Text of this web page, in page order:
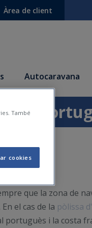
Àrea de client
Autocaravana
de
que la zona de
el cas de la pòlissa
portuguès i la costa
També
cookies